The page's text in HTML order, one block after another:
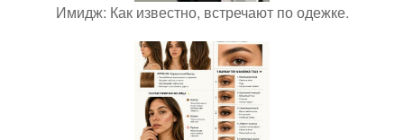
Имидж: Как известно, встречают по одежке.